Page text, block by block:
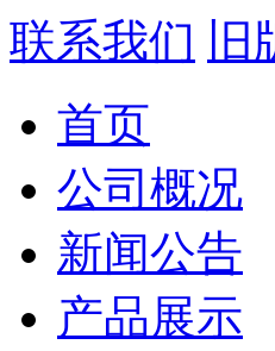
联系我们
首页
公司概况
新闻公告
产品展示